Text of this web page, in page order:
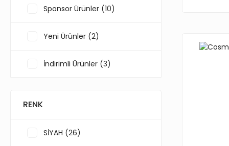
Kefo (3)
Sponsor Ürünler (10)
Yeni Ürünler (2)
İndirimli Ürünler (3)
RENK
SİYAH (26)